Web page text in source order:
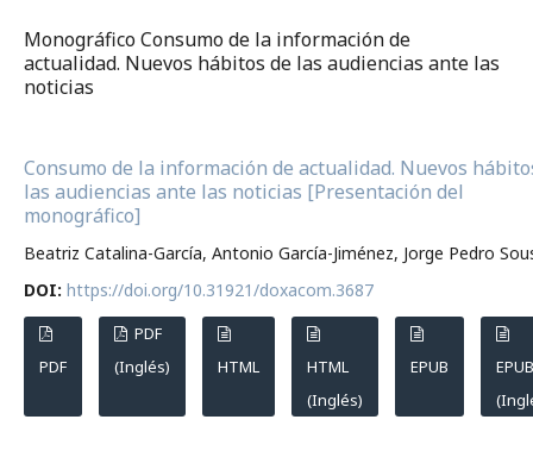
Monográfico Consumo de la información de
actualidad. Nuevos hábitos de las audiencias ante las
noticias
Consumo de la información de actualidad. Nuevos
las audiencias ante las noticias [Presentación del
monográfico]
Beatriz Catalina-García, Antonio García-Jiménez, Jorge Pedro
DOI: https://doi.org/10.31921/doxacom.3687
PDF
PDF
(Inglés)
HTML
HTML
(Inglés)
EPUB